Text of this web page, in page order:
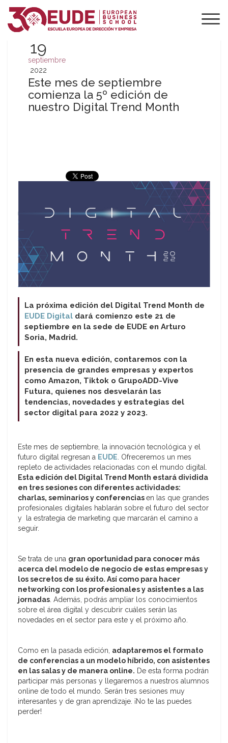
19
septiembre
2022
Este mes de septiembre
comienza la 5º edición de
nuestro Digital Trend Month
La próxima edición del Digital Trend Month de
EUDE Digital dará comienzo este 21 de
septiembre en la sede de EUDE en Arturo
Soria, Madrid.
En esta nueva edición, contaremos con la
presencia de grandes empresas y expertos
como Amazon, Tiktok o GrupoADD-Vive
Futura, quienes nos desvelarán las
tendencias, novedades y estrategias del
sector digital para 2022 y 2023.
Este mes de septiembre, la innovación tecnológica y el
futuro digital regresan a EUDE . Ofreceremos un mes
repleto de actividades relacionadas con el mundo digital.
Esta edición del Digital Trend Month estará dividida
en tres sesiones con diferentes actividades:
charlas, seminarios y conferenciasen las que grandes
profesionales digitales hablarán sobre el futuro del sector
y la estrategia de marketing que marcarán el camino a
seguir.
Se trata de una gran oportunidad para conocer más
acerca del modelo de negocio de estas empresas y
los secretos de su éxito. Así como para hacer
networking con los profesionales y asistentes a las
jornadas . Además, podrás ampliar los conocimientos
sobre el área digital y descubrir cuáles serán las
novedades en el sector para este y el próximo año.
Como en la pasada edición, adaptaremos el formato
de conferencias a un modelo híbrido, con asistentes
en las salas y de manera online. De esta forma podrán
participar más personas y llegaremos a nuestros alumnos
online de todo el mundo. Serán tres sesiones muy
interesantes y de gran aprendizaje. ¡No te las puedes
perder!